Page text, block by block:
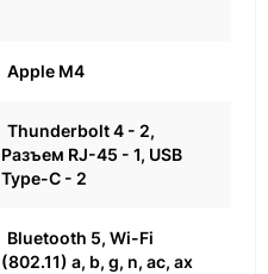
Apple M4
Thunderbolt 4 - 2,
Разъем RJ-45 - 1, USB
Type-C - 2
Bluetooth 5, Wi-Fi
(802.11) a, b, g, n, ac, ax